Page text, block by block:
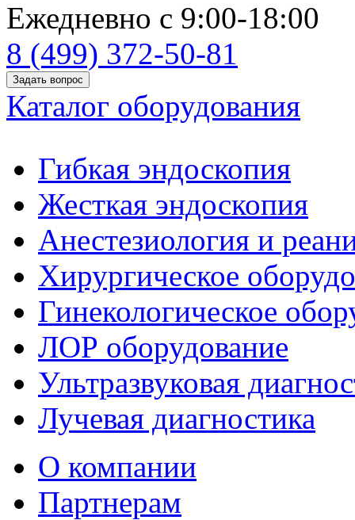
Ежедневно с 9:00-18:00
8 (499) 372-50-81
Задать вопрос
Каталог оборудования
Гибкая эндоскопия
Жесткая эндоскопия
Анестезиология и
Хирургическое
Гинекологическое
ЛОР оборудование
Ультразвуковая
Лучевая диагностика
О компании
Партнерам